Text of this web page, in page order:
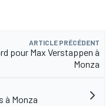
ARTICLE PRÉCÉDENT
pour Max Verstappen à
Monza
à Monza